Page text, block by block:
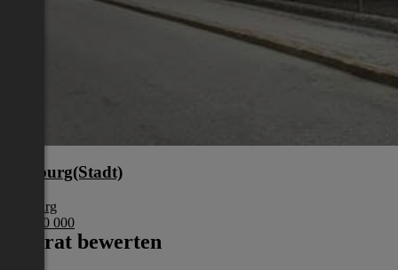
Salzburg(Stadt)
Salzburg
€ 4 500 000
Inserat bewerten